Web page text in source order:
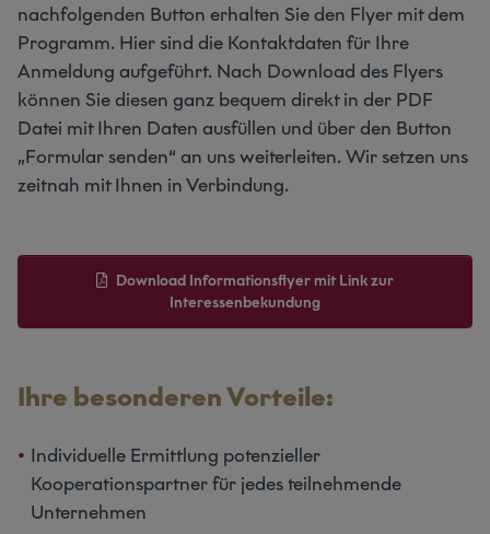
nachfolgenden Button erhalten Sie den Flyer mit dem
Programm. Hier sind die Kontaktdaten für Ihre
Anmeldung aufgeführt. Nach Download des Flyers
können Sie diesen ganz bequem direkt in der PDF
Datei mit Ihren Daten ausfüllen und über den Button
„Formular senden“ an uns weiterleiten. Wir setzen uns
zeitnah mit Ihnen in Verbindung.
Download Informationsflyer mit Link zur
Interessenbekundung
Ihre besonderen Vorteile:
Individuelle Ermittlung potenzieller
Kooperationspartner für jedes teilnehmende
Unternehmen